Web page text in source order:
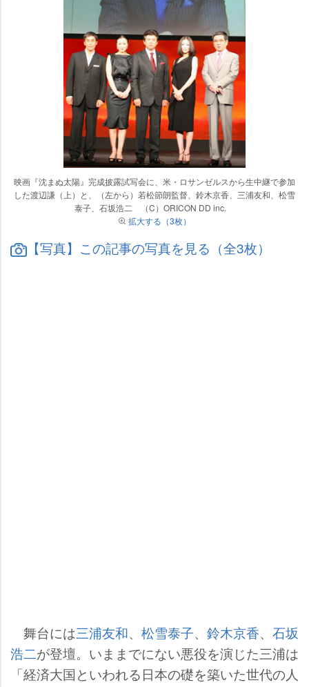
映画『沈まぬ太陽』完成披露試写会に、米・ロサンゼルスから生中継で参加
した渡辺謙（上）と、（左から）若松節朗監督、鈴木京香、三浦友和、松雪
泰子、石坂浩二 （C）ORICON DD inc.
拡大する（3枚）
【写真】この記事の写真を見る（全3枚）
舞台には三浦友和、 松雪泰子、 鈴木京香、 石坂
浩二が登壇。いままでにない悪役を演じた三浦は
「経済大国といわれる日本の礎を築いた世代の人